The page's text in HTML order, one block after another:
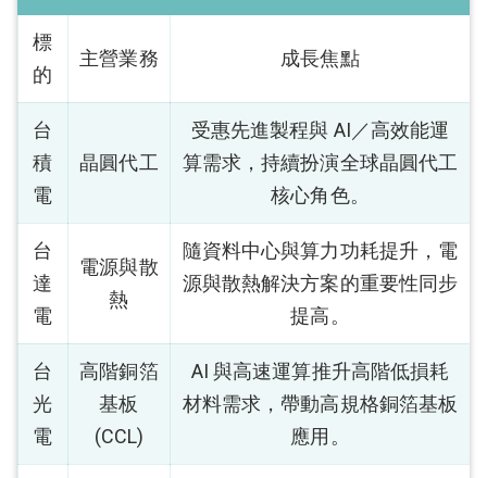
標
的
主營業務 成長焦點
台
積
電
晶圓代工
受惠先進製程與 AI／高效能運
算需求，持續扮演全球晶圓代工
核心角色。
台
達
電
電源與散
熱
隨資料中心與算力功耗提升，電
源與散熱解決方案的重要性同步
提高。
台
光
電
高階銅箔
基板
(CCL)
AI 與高速運算推升高階低損耗
材料需求，帶動高規格銅箔基板
應用。